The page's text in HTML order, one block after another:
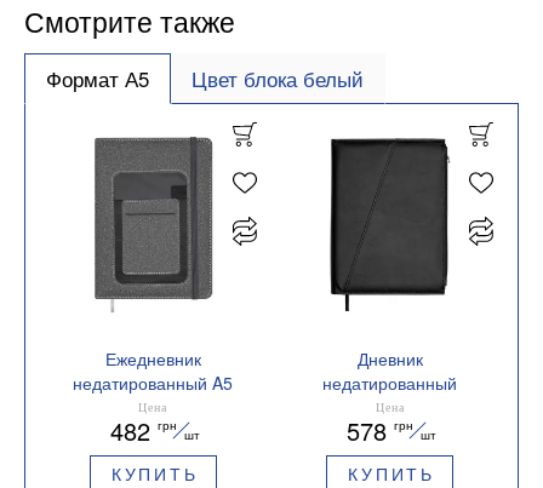
Смотрите также
Формат А5 Цвет блока белый
Ежедневник
недатированный A5
Buromax COMBI
BM.20500-09
Цена
482 грн
шт
КУПИТЬ
Дневник
недатированный
Buromax CHESTER A5
черный 336 страницы
BM.20270-01
Цена
578 грн
шт
КУПИТЬ